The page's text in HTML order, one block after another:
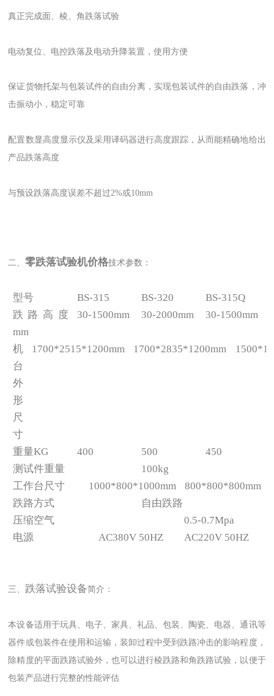
真正完成面、棱、角跌落试验
电动复位、电控跌落及电动升降装置，使用方便
保证货物托架与包装试件的自由分离，实现包装试件的自由跌落，冲
击振动小，稳定可靠
配置数显高度显示仪及采用译码器进行高度跟踪，从而能精确地给出
产品跌落高度
与预设跌落高度误差不超过2%或10mm
二、零跌落试验机价格技术参数：
型号 BS-315 BS-320
BS-315Q
跌路高度
mm
30-1500mm 30-2000mm 30-1500mm
机
台
外
形
尺
寸
1700*2515*1200mm 1700*2835*1200mm
重量KG 400 500
450
测试件重量
100kg
工作台尺寸
1000*800*1000mm
800*800*800mm
跌路方式
自由跌路
压缩空气
0.5-0.7Mpa
电源
AC380V 50HZ AC220V 50HZ
三、 跌落试验设备简介：
本设备适用于玩具、电子、家具、礼品、包装、陶瓷、电器、通讯等
器件或包装件在使用和运输，装卸过程中受到跌路冲击的影响程度，
除精度的平面跌路试验外，也可以进行棱跌路和角跌路试验，以便于
包装产品进行完整的性能评估